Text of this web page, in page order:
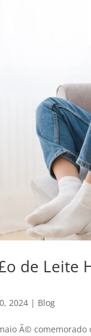
de
2024 | Blog
Ã© comemorado